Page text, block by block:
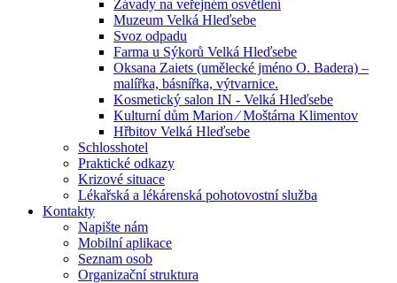
Závady na veřejném osvětlení
Muzeum Velká Hleďsebe
Svoz odpadu
Farma u Sýkorů Velká Hleďsebe
Oksana Zaiets (umělecké jméno O. Badera) –
malířka, básnířka, výtvarnice.
Kosmetický salon IN - Velká Hleďsebe
Kulturní dům Marion ⁄ Moštárna Klimentov
Hřbitov Velká Hleďsebe
Schlosshotel
Praktické odkazy
Krizové situace
Lékařská a lékárenská pohotovostní služba
Kontakty
Napište nám
Mobilní aplikace
Seznam osob
Organizační struktura